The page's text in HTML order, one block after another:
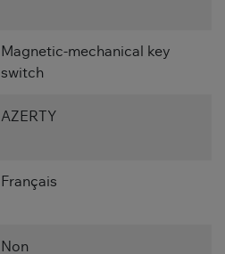
Magnetic-mechanical key
switch
AZERTY
Français
Non